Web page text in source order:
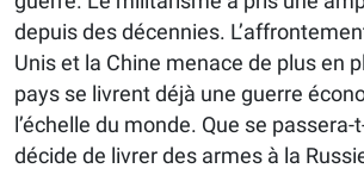
depuis des décennies.
Unis et la Chine menace de plus en
pays se livrent déjà une guerre
l’échelle du monde. Que se passera-
décide de livrer des armes à la